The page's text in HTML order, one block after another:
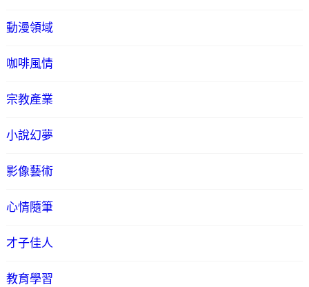
動漫領域
咖啡風情
宗教產業
小說幻夢
影像藝術
心情隨筆
才子佳人
教育學習